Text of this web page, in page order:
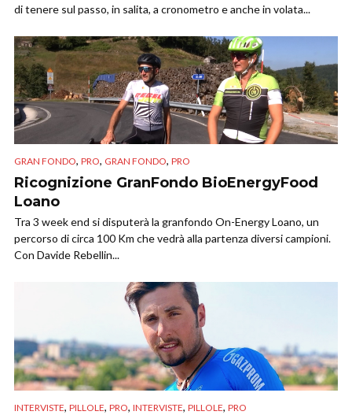
di tenere sul passo, in salita, a cronometro e anche in volata...
GRAN FONDO, PRO, GRAN FONDO, PRO
Ricognizione GranFondo BioEnergyFood
Loano
Tra 3 week end si disputerà la granfondo On-Energy Loano, un
percorso di circa 100 Km che vedrà alla partenza diversi campioni.
Con Davide Rebellin...
INTERVISTE, PILLOLE, PRO, INTERVISTE, PILLOLE, PRO